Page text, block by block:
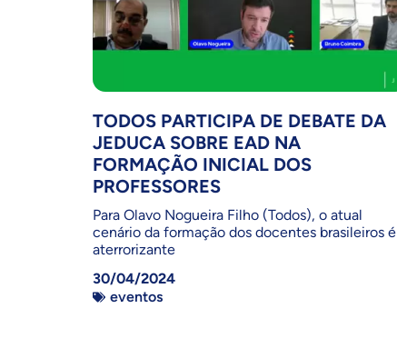
TODOS PARTICIPA DE DEBATE DA
JEDUCA SOBRE EAD NA
FORMAÇÃO INICIAL DOS
PROFESSORES
Para Olavo Nogueira Filho (Todos), o atual
cenário da formação dos docentes brasileiros é
aterrorizante
30/04/2024
eventos